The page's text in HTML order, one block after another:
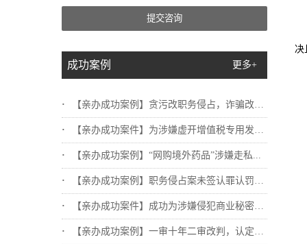
提交咨询
成功案例 更多+
【亲办成功案例】贪污改职务侵占，诈骗改挪...
【亲办成功案件】为涉嫌虚开增值税专用发票...
【亲办成功案例】“网购境外药品”涉嫌走私...
【亲办成功案例】职务侵占案未签认罪认罚，...
【亲办成功案件】成功为涉嫌侵犯商业秘密罪...
【亲办成功案例】一审十年二审改判，认定不...
决